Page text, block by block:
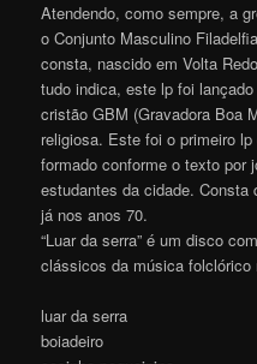
Atendendo, como sempre, a
o Conjunto Masculino
consta, nascido em Volta
tudo indica, este lp foi
cristão GBM (Gravadora Boa
religiosa. Este foi o primeiro
formado conforme o texto por
estudantes da cidade. Consta
já nos anos 70.
“Luar da serra” é um disco
clássicos da música folclórico
luar da serra
boiadeiro